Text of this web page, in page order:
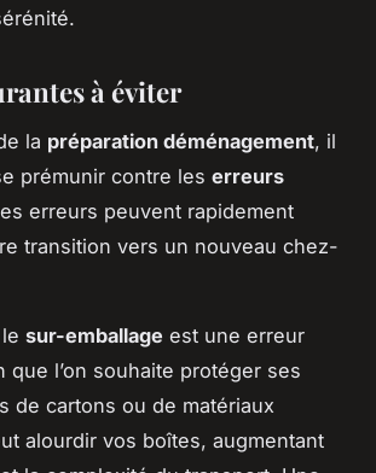
à éviter
la préparation déménagement, il
prémunir contre les erreurs
erreurs peuvent rapidement
transition vers un nouveau chez-
sur-emballage est une erreur
que l’on souhaite protéger ses
de cartons ou de matériaux
alourdir vos boîtes, augmentant